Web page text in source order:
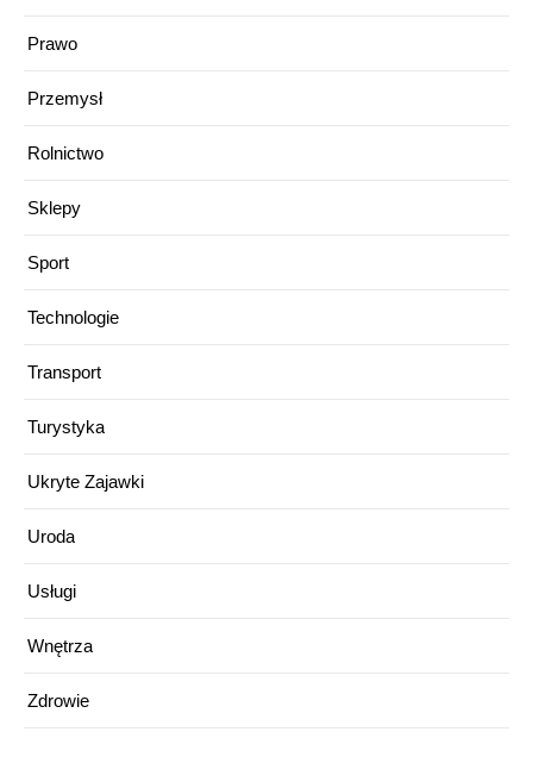
Prawo
Przemysł
Rolnictwo
Sklepy
Sport
Technologie
Transport
Turystyka
Ukryte Zajawki
Uroda
Usługi
Wnętrza
Zdrowie